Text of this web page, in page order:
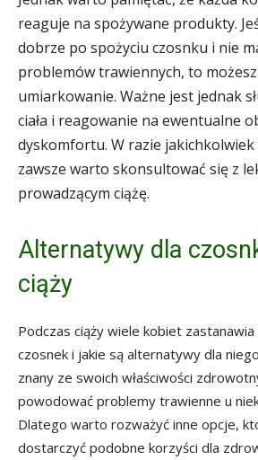
reaguje na spożywane produkty.
dobrze po spożyciu czosnku i nie
problemów trawiennych, to
umiarkowanie. Ważne jest jednak
ciała i reagowanie na ewentualne
dyskomfortu. W razie
zawsze warto skonsultować się z
prowadzącym ciążę.
Alternatywy dla
ciąży
Podczas ciąży wiele kobiet
czosnek i jakie są alternatywy dla
znany ze swoich właściwości
powodować problemy trawienne u
Dlatego warto rozważyć inne opcje,
dostarczyć podobne korzyści dla